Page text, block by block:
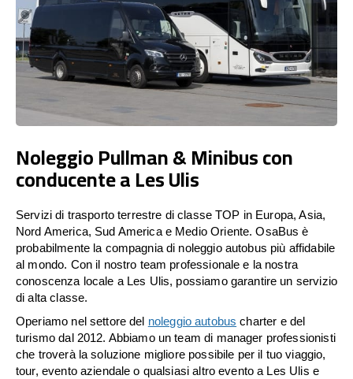
Noleggio Pullman & Minibus con
conducente a Les Ulis
Servizi di trasporto terrestre di classe TOP in Europa, Asia,
Nord America, Sud America e Medio Oriente. OsaBus è
probabilmente la compagnia di noleggio autobus più affidabile
al mondo. Con il nostro team professionale e la nostra
conoscenza locale a Les Ulis, possiamo garantire un servizio
di alta classe.
Operiamo nel settore del noleggio autobus charter e del
turismo dal 2012. Abbiamo un team di manager professionisti
che troverà la soluzione migliore possibile per il tuo viaggio,
tour, evento aziendale o qualsiasi altro evento a Les Ulis e